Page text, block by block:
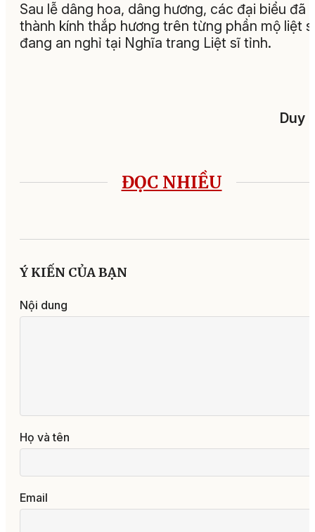
Sau lễ dâng hoa, dâng hương, các đại biểu đã
thành kính thắp hương trên từng phần mộ liệt
đang an nghỉ tại Nghĩa trang Liệt sĩ tỉnh.
Duy
ĐỌC NHIỀU
Ý KIẾN CỦA BẠN
Nội dung
Họ và tên
Email